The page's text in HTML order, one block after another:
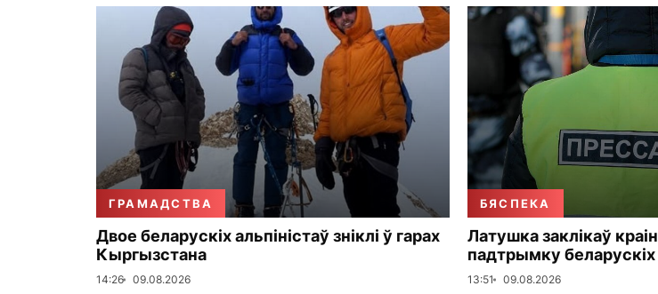
ГРАМАДСТВА
Двое беларускіх альпіністаў зніклі ў гарах
Кыргызстана
14:26 09.08.2026
БЯСПЕКА
Латушка заклікаў
падтрымку
13:51 09.08.2026